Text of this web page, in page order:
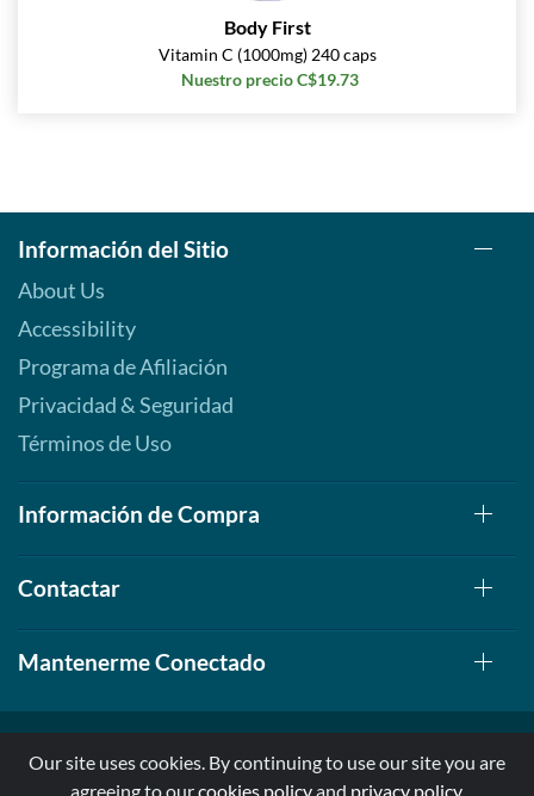
Body First
Vitamin C (1000mg) 240 caps
Nuestro precio C$19.73
Información del Sitio
About Us
Accessibility
Programa de Afiliación
Privacidad & Seguridad
Términos de Uso
Información de Compra
Contactar
Mantenerme Conectado
© 1999-2026, AllStarHealth.com | All Rights Reserved
Our site uses cookies. By continuing to use our site you are
agreeing to ourcookies policyand privacy policy.